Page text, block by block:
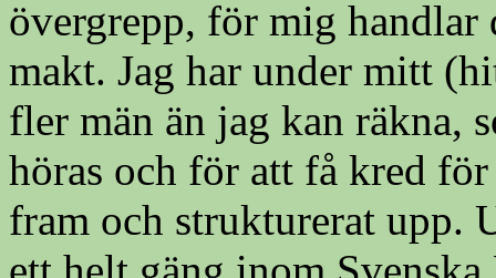
övergrepp, för mig handlar
makt. Jag har under mitt
fler män än jag kan räkna,
höras och för att få kred för
fram och strukturerat upp.